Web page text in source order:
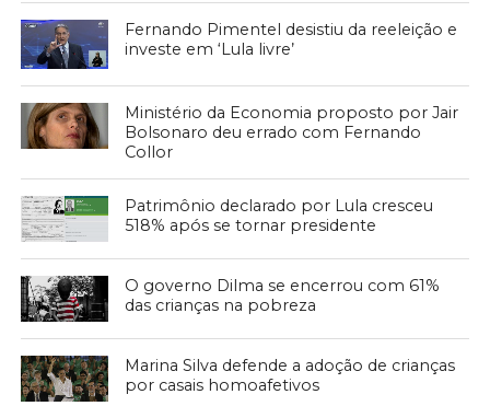
Fernando Pimentel desistiu da reeleição e
investe em ‘Lula livre’
Ministério da Economia proposto por Jair
Bolsonaro deu errado com Fernando
Collor
Patrimônio declarado por Lula cresceu
518% após se tornar presidente
O governo Dilma se encerrou com 61%
das crianças na pobreza
Marina Silva defende a adoção de crianças
por casais homoafetivos